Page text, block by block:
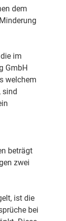
dem
im
GmbH
welchem
sind
beträgt
zwei
ist die
bei